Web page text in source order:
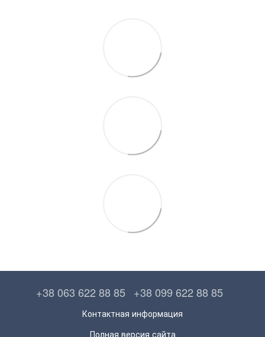
+38 063 622 88 85 +38 099 622 88 85
Контактная информация
Полная версия сайта